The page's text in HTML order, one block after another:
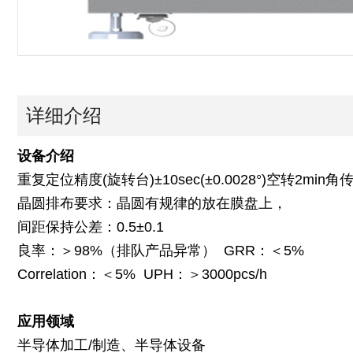
详细介绍
设备介绍
重复定位精度(旋转台)±10sec(±0.0028°)空转2min角
晶圆排布要求：晶圆有规律的放在膜盘上，
间距保持公差：0.5±0.1
良率：＞98%（排队产品异常） GRR：＜5%
Correlation：＜5% UPH：＞3000pcs/h
应用领域
半导体加工/制造、半导体设备